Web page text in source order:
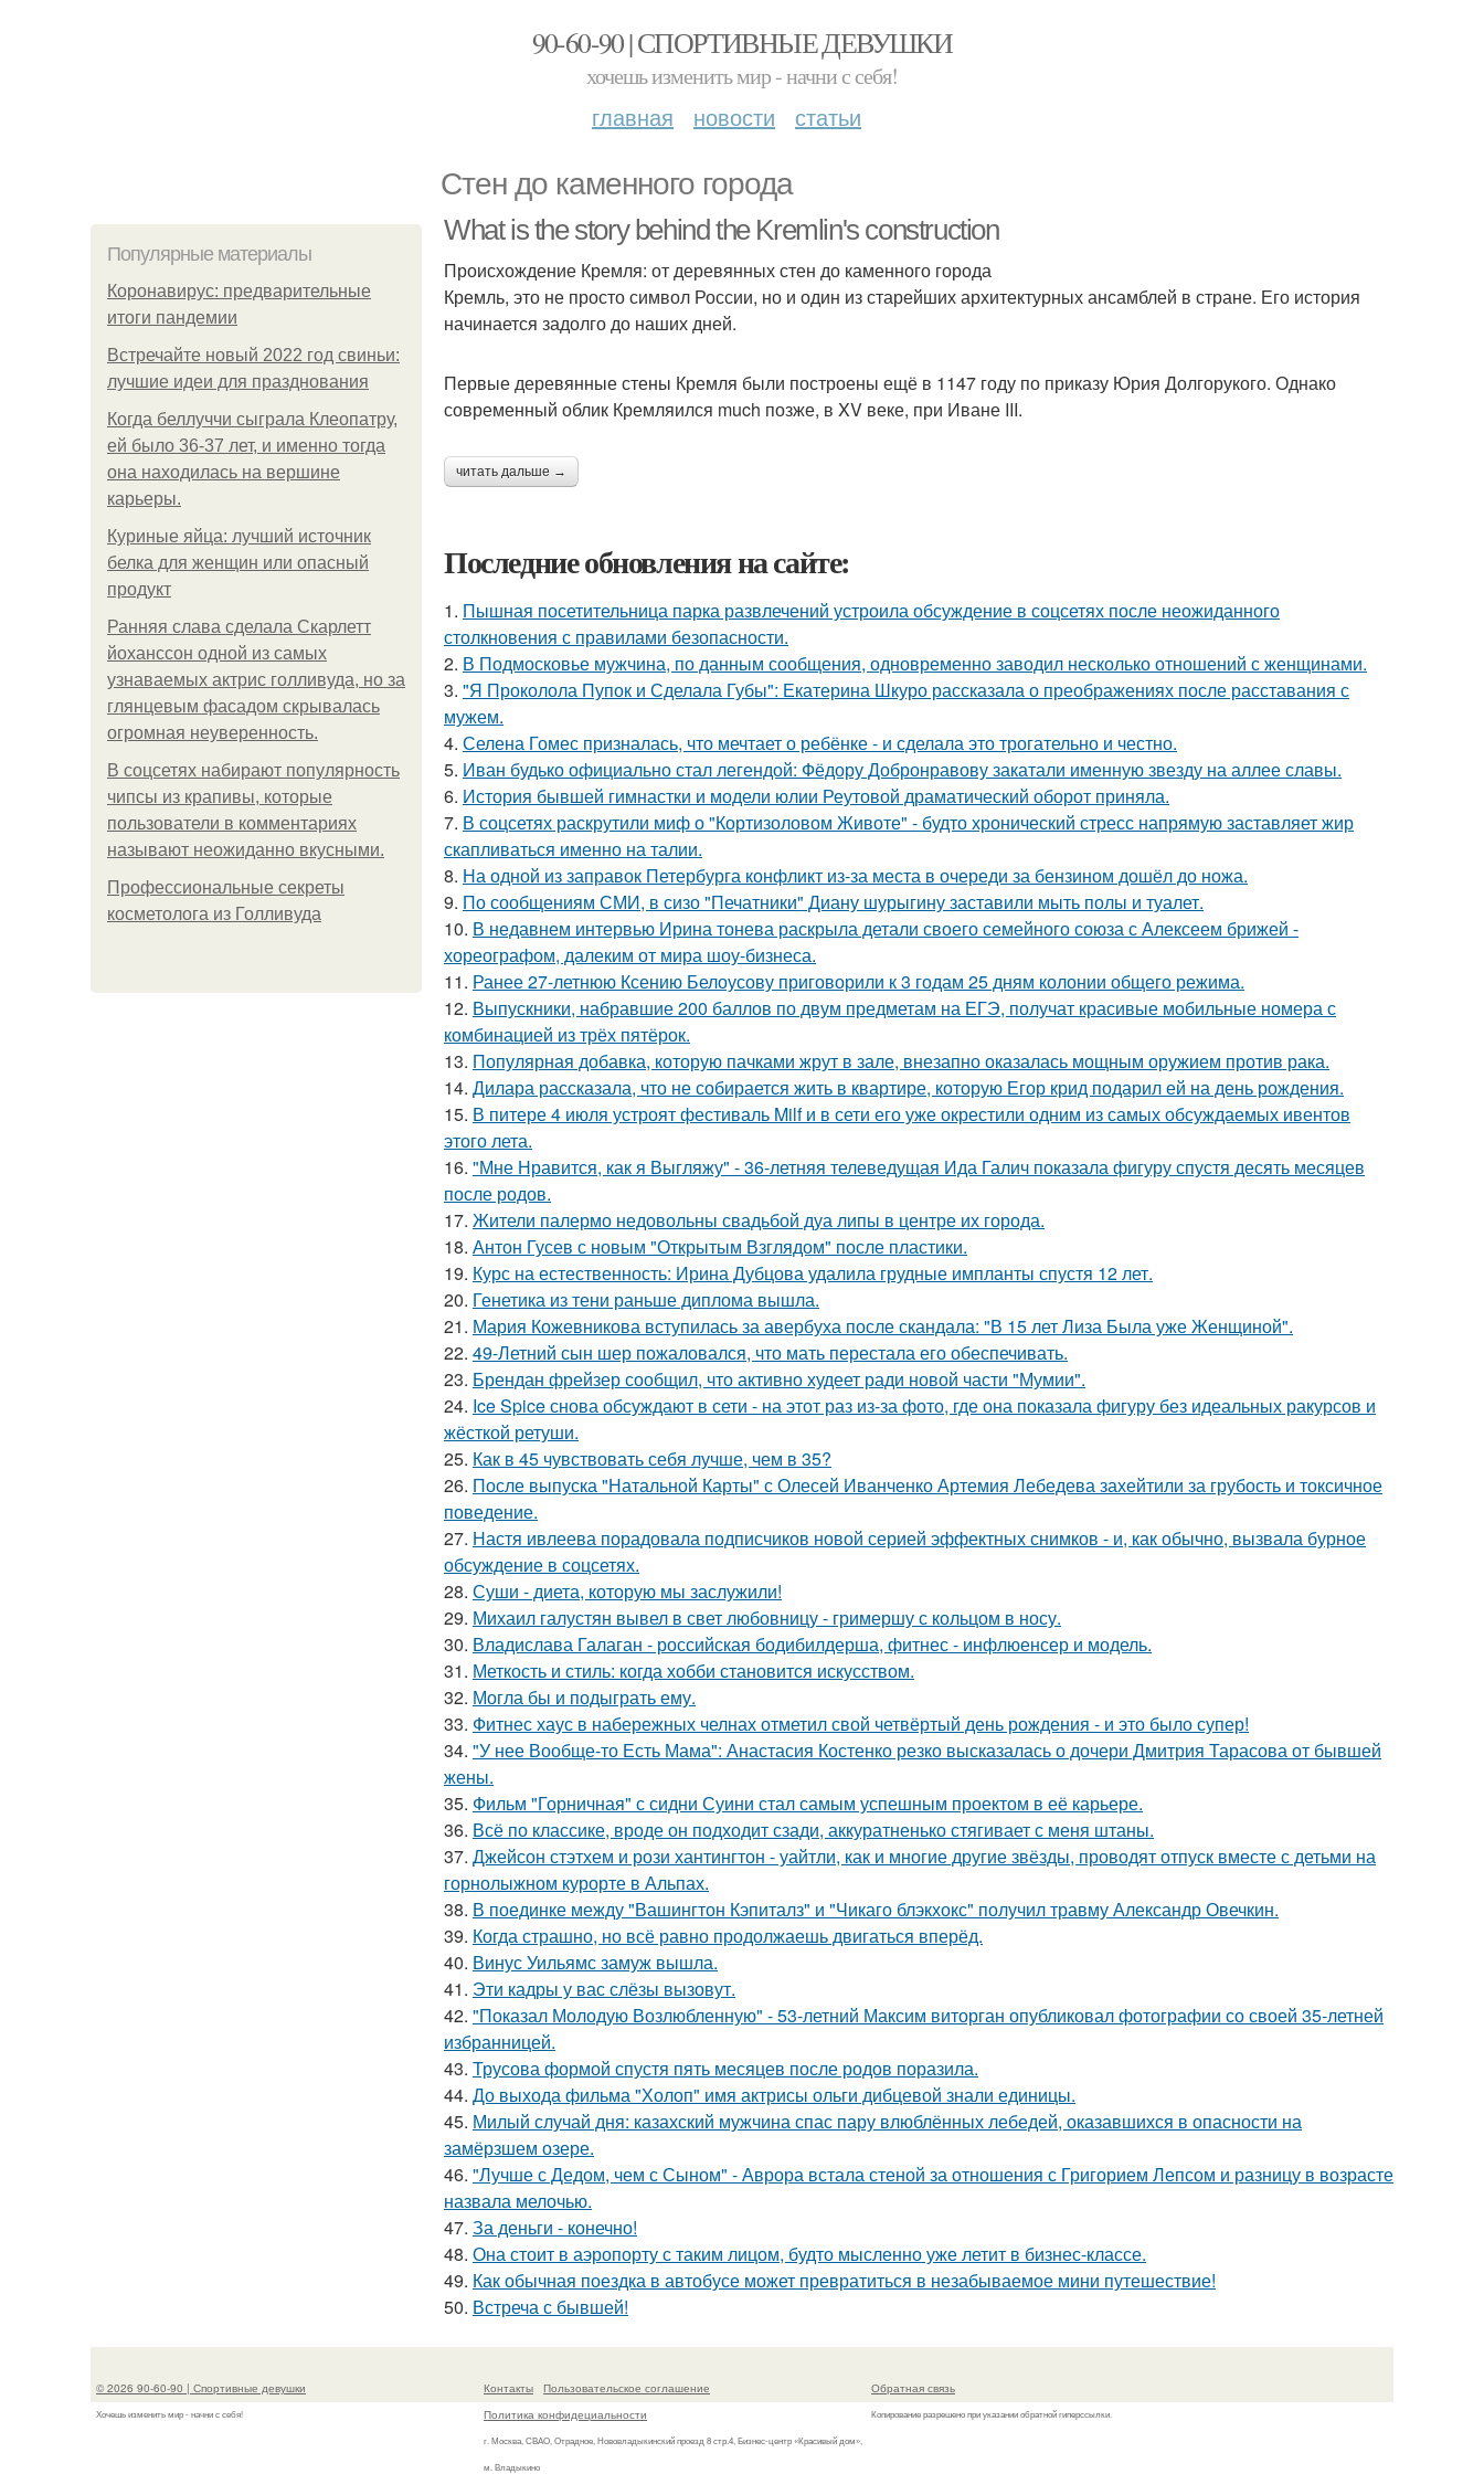
90-60-90 | СПОРТИВНЫЕ ДЕВУШКИ
хочешь изменить мир - начни с себя!
главная новости статьи
Стен до каменного города
Популярные материалы
Коронавирус: предварительные
итоги пандемии
Встречайте новый 2022 год свиньи:
лучшие идеи для празднования
Когда беллуччи сыграла Клеопатру,
ей было 36-37 лет, и именно тогда
она находилась на вершине
карьеры.
Куриные яйца: лучший источник
белка для женщин или опасный
продукт
Ранняя слава сделала Скарлетт
йоханссон одной из самых
узнаваемых актрис голливуда, но за
глянцевым фасадом скрывалась
огромная неуверенность.
В соцсетях набирают популярность
чипсы из крапивы, которые
пользователи в комментариях
называют неожиданно вкусными.
Профессиональные секреты
косметолога из Голливуда
What is the story behind the Kremlin's construction
Происхождение Кремля: от деревянных стен до каменного города
Кремль, это не просто символ России, но и один из старейших архитектурных ансамблей в стране. Его история
начинается задолго до наших дней.
Первые деревянные стены Кремля были построены ещё в 1147 году по приказу Юрия Долгорукого. Однако
современный облик Кремляился much позже, в XV веке, при Иване III.
читать дальше →
Последние обновления на сайте:
1. Пышная посетительница парка развлечений устроила обсуждение в соцсетях после неожиданного
столкновения с правилами безопасности.
2. В Подмосковье мужчина, по данным сообщения, одновременно заводил несколько отношений с женщинами.
3. "Я Проколола Пупок и Сделала Губы": Екатерина Шкуро рассказала о преображениях после расставания с
мужем.
4. Селена Гомес призналась, что мечтает о ребёнке - и сделала это трогательно и честно.
5. Иван будько официально стал легендой: Фёдору Добронравову закатали именную звезду на аллее славы.
6. История бывшей гимнастки и модели юлии Реутовой драматический оборот приняла.
7. В соцсетях раскрутили миф о "Кортизоловом Животе" - будто хронический стресс напрямую заставляет жир
скапливаться именно на талии.
8. На одной из заправок Петербурга конфликт из-за места в очереди за бензином дошёл до ножа.
9. По сообщениям СМИ, в сизо "Печатники" Диану шурыгину заставили мыть полы и туалет.
10. В недавнем интервью Ирина тонева раскрыла детали своего семейного союза с Алексеем брижей -
хореографом, далеким от мира шоу-бизнеса.
11. Ранее 27-летнюю Ксению Белоусову приговорили к 3 годам 25 дням колонии общего режима.
12. Выпускники, набравшие 200 баллов по двум предметам на ЕГЭ, получат красивые мобильные номера с
комбинацией из трёх пятёрок.
13. Популярная добавка, которую пачками жрут в зале, внезапно оказалась мощным оружием против рака.
14. Дилара рассказала, что не собирается жить в квартире, которую Егор крид подарил ей на день рождения.
15. В питере 4 июля устроят фестиваль Milf и в сети его уже окрестили одним из самых обсуждаемых ивентов
этого лета.
16. "Мне Нравится, как я Выгляжу" - 36-летняя телеведущая Ида Галич показала фигуру спустя десять месяцев
после родов.
17. Жители палермо недовольны свадьбой дуа липы в центре их города.
18. Антон Гусев с новым "Открытым Взглядом" после пластики.
19. Курс на естественность: Ирина Дубцова удалила грудные импланты спустя 12 лет.
20. Генетика из тени раньше диплома вышла.
21. Мария Кожевникова вступилась за авербуха после скандала: "В 15 лет Лиза Была уже Женщиной".
22. 49-Летний сын шер пожаловался, что мать перестала его обеспечивать.
23. Брендан фрейзер сообщил, что активно худеет ради новой части "Мумии".
24. Ice Spice снова обсуждают в сети - на этот раз из-за фото, где она показала фигуру без идеальных ракурсов и
жёсткой ретуши.
25. Как в 45 чувствовать себя лучше, чем в 35?
26. После выпуска "Натальной Карты" с Олесей Иванченко Артемия Лебедева захейтили за грубость и токсичное
поведение.
27. Настя ивлеева порадовала подписчиков новой серией эффектных снимков - и, как обычно, вызвала бурное
обсуждение в соцсетях.
28. Суши - диета, которую мы заслужили!
29. Михаил галустян вывел в свет любовницу - гримершу с кольцом в носу.
30. Владислава Галаган - российская бодибилдерша, фитнес - инфлюенсер и модель.
31. Меткость и стиль: когда хобби становится искусством.
32. Могла бы и подыграть ему.
33. Фитнес хаус в набережных челнах отметил свой четвёртый день рождения - и это было супер!
34. "У нее Вообще-то Есть Мама": Анастасия Костенко резко высказалась о дочери Дмитрия Тарасова от бывшей
жены.
35. Фильм "Горничная" с сидни Суини стал самым успешным проектом в её карьере.
36. Всё по классике, вроде он подходит сзади, аккуратненько стягивает с меня штаны.
37. Джейсон стэтхем и рози хантингтон - уайтли, как и многие другие звёзды, проводят отпуск вместе с детьми на
горнолыжном курорте в Альпах.
38. В поединке между "Вашингтон Кэпиталз" и "Чикаго блэкхокс" получил травму Александр Овечкин.
39. Когда страшно, но всё равно продолжаешь двигаться вперёд.
40. Винус Уильямс замуж вышла.
41. Эти кадры у вас слёзы вызовут.
42. "Показал Молодую Возлюбленную" - 53-летний Максим виторган опубликовал фотографии со своей 35-летней
избранницей.
43. Трусова формой спустя пять месяцев после родов поразила.
44. До выхода фильма "Холоп" имя актрисы ольги дибцевой знали единицы.
45. Милый случай дня: казахский мужчина спас пару влюблённых лебедей, оказавшихся в опасности на
замёрзшем озере.
46. "Лучше с Дедом, чем с Сыном" - Аврора встала стеной за отношения с Григорием Лепсом и разницу в возрасте
назвала мелочью.
47. За деньги - конечно!
48. Она стоит в аэропорту с таким лицом, будто мысленно уже летит в бизнес-классе.
49. Как обычная поездка в автобусе может превратиться в незабываемое мини путешествие!
50. Встреча с бывшей!
© 2026 90-60-90 | Спортивные девушки
Хочешь изменить мир - начни с себя!
Контакты
Пользовательское соглашение
Политика конфидециальности
г. Москва, СВАО, Отрадное, Нововладыкинский проезд 8 стр.4, Бизнес-центр «Красивый дом»,
м. Владыкино
Обратная связь
Копирование разрешено при указании обратной гиперссылки.